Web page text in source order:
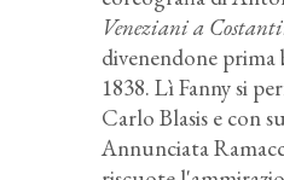
Veneziani a
divenendone prima
1838. Lì Fanny si
Carlo Blasis e con
Annunciata